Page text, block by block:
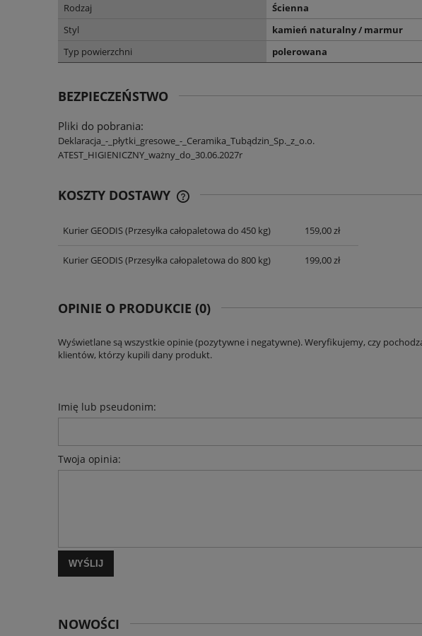
Rodzaj
Ścienna
Styl
kamień naturalny / marmur
Typ powierzchni
polerowana
BEZPIECZEŃSTWO
Pliki do pobrania:
Deklaracja_-_płytki_gresowe_-_Ceramika_Tubądzin_Sp._z_o.o.
ATEST_HIGIENICZNY_ważny_do_30.06.2027r
KOSZTY DOSTAWY
CENA NIE ZAWIERA EWENTUALNYCH
Kurier GEODIS(Przesyłka całopaletowa do 450 kg) 159,00 zł
Kurier GEODIS(Przesyłka całopaletowa do 800 kg) 199,00 zł
OPINIE O PRODUKCIE (0)
Wyświetlane są wszystkie opinie (pozytywne i negatywne). Weryfikujemy, czy
klientów, którzy kupili dany produkt.
Imię lub pseudonim:
Twoja opinia:
WYŚLIJ
NOWOŚCI